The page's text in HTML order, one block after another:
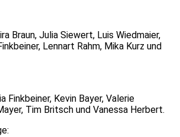
Braun, Julia Siewert, Luis Wiedmaier,
Lennart Rahm, Mika Kurz und
Finkbeiner, Kevin Bayer, Valerie
Tim Britsch und Vanessa Herbert.